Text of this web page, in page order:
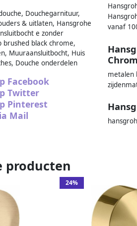
vanaf
metalen
Douchegarnituur,
& uitlaten, Hansgrohe
e zonder
brushed black chrome,
Muuraansluitbocht, Huis
Douche onderdelen
producten
24%